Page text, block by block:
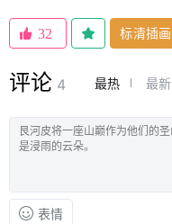
32 标清插画
评论 4 最热 最新
表情